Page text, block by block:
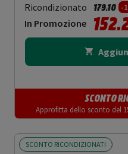
Ricondizionato Prezzo
179.10a-
In Promozione
SCONTO
Approfitta dello sconto del
SCONTO RICONDIZIONATI